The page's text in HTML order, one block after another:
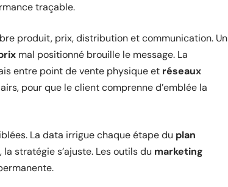
traçable.
produit, prix, distribution et communication. Un
mal positionné brouille le message. La
entre point de vente physique et réseaux
pour que le client comprenne d’emblée la
La data irrigue chaque étape du plan
stratégie s’ajuste. Les outils du marketing